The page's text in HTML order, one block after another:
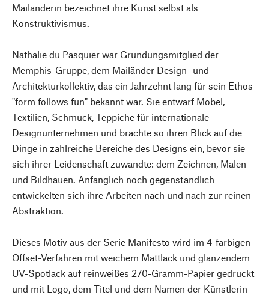
Mailänderin bezeichnet ihre Kunst selbst als
Konstruktivismus.
Nathalie du Pasquier war Gründungsmitglied der
Memphis-Gruppe, dem Mailänder Design- und
Architekturkollektiv, das ein Jahrzehnt lang für sein Ethos
"form follows fun" bekannt war. Sie entwarf Möbel,
Textilien, Schmuck, Teppiche für internationale
Designunternehmen und brachte so ihren Blick auf die
Dinge in zahlreiche Bereiche des Designs ein, bevor sie
sich ihrer Leidenschaft zuwandte: dem Zeichnen, Malen
und Bildhauen. Anfänglich noch gegenständlich
entwickelten sich ihre Arbeiten nach und nach zur reinen
Abstraktion.
Dieses Motiv aus der Serie Manifesto wird im 4-farbigen
Offset-Verfahren mit weichem Mattlack und glänzendem
UV-Spotlack auf reinweißes 270-Gramm-Papier gedruckt
und mit Logo, dem Titel und dem Namen der Künstlerin